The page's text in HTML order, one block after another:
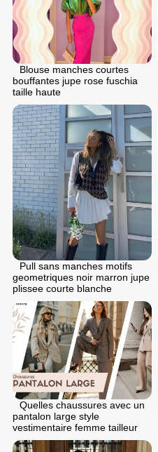
Blouse manches courtes
bouffantes jupe rose fuschia
taille haute
Pull sans manches motifs
geometriques noir marron jupe
plissee courte blanche
Quelles chaussures avec un
pantalon large style
vestimentaire femme tailleur